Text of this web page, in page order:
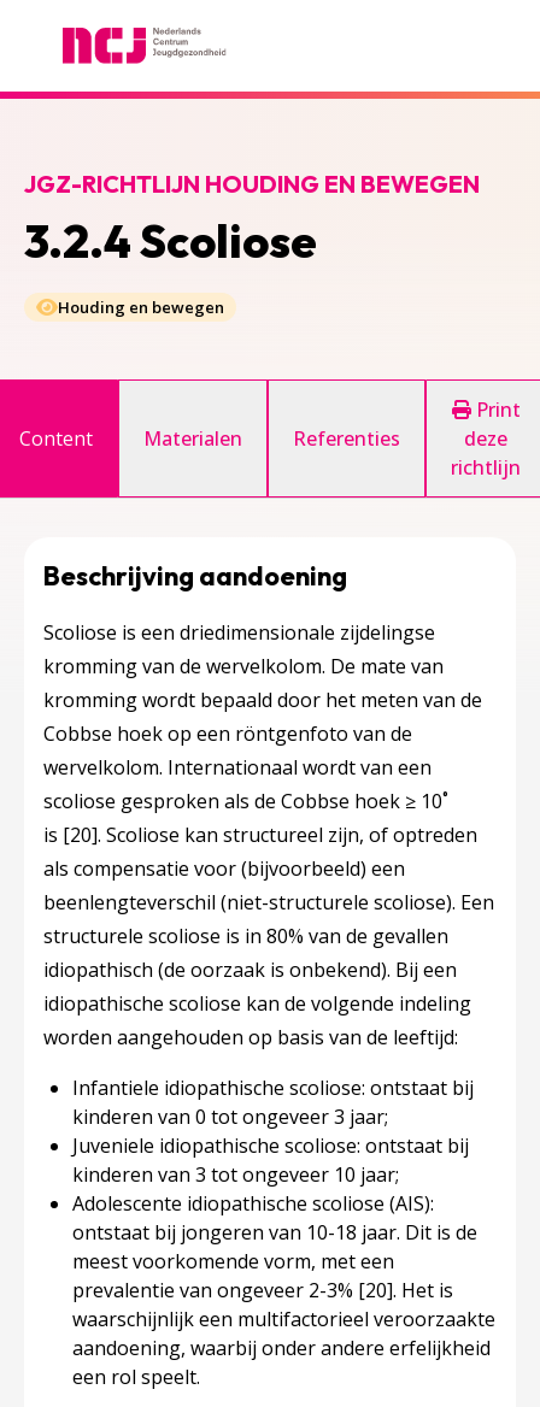
3.2.4 Scoliose
JGZ-RICHTLIJN HOUDING EN BEWEGEN
Houding en bewegen
Content Materialen Referenties
Print
deze
richtlijn
Beschrijving aandoening
Scoliose is een driedimensionale zijdelingse
kromming van de wervelkolom. De mate van
kromming wordt bepaald door het meten van de
Cobbse hoek op een röntgenfoto van de
wervelkolom. Internationaal wordt van een
scoliose gesproken als de Cobbse hoek ≥ 10˚
is [20]. Scoliose kan structureel zijn, of optreden
als compensatie voor (bijvoorbeeld) een
beenlengteverschil (niet-structurele scoliose). Een
structurele scoliose is in 80% van de gevallen
idiopathisch (de oorzaak is onbekend). Bij een
idiopathische scoliose kan de volgende indeling
worden aangehouden op basis van de leeftijd:
Infantiele idiopathische scoliose: ontstaat bij
kinderen van 0 tot ongeveer 3 jaar;
Juveniele idiopathische scoliose: ontstaat bij
kinderen van 3 tot ongeveer 10 jaar;
Adolescente idiopathische scoliose (AIS):
ontstaat bij jongeren van 10-18 jaar. Dit is de
meest voorkomende vorm, met een
prevalentie van ongeveer 2-3% [20]. Het is
waarschijnlijk een multifactorieel veroorzaakte
aandoening, waarbij onder andere erfelijkheid
een rol speelt.